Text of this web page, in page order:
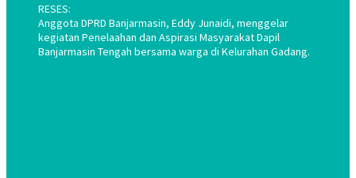
RESES:
Anggota DPRD Banjarmasin, Eddy Junaidi, menggelar
kegiatan Penelaahan dan Aspirasi Masyarakat Dapil
Banjarmasin Tengah bersama warga di Kelurahan Gadang.